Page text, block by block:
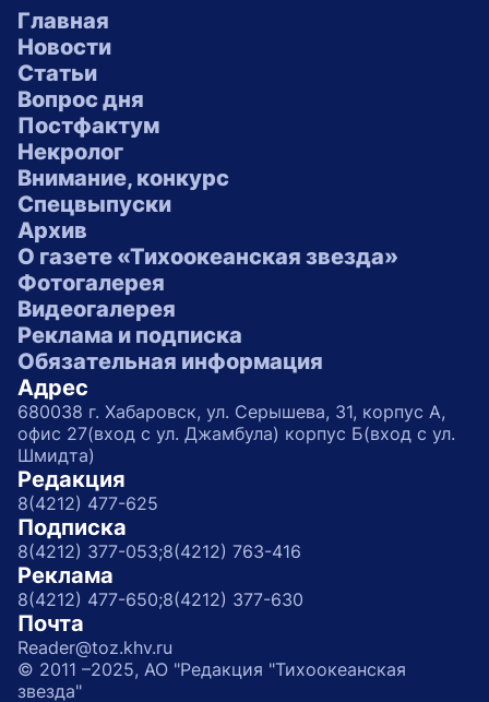
Главная
Новости
Статьи
Вопрос дня
Постфактум
Некролог
Внимание, конкурс
Спецвыпуски
Архив
О газете «Тихоокеанская звезда»
Фотогалерея
Видеогалерея
Реклама и подписка
Обязательная информация
Адрес
680038 г. Хабаровск, ул. Серышева, 31, корпус А,
офис 27(вход с ул. Джамбула) корпус Б(вход с ул.
Шмидта)
Редакция
8(4212) 477-625
Подписка
8(4212) 377-053;8(4212) 763-416
Реклама
8(4212) 477-650;8(4212) 377-630
Почта
Reader@toz.khv.ru
© 2011 –2025, АО "Редакция "Тихоокеанская
звезда"